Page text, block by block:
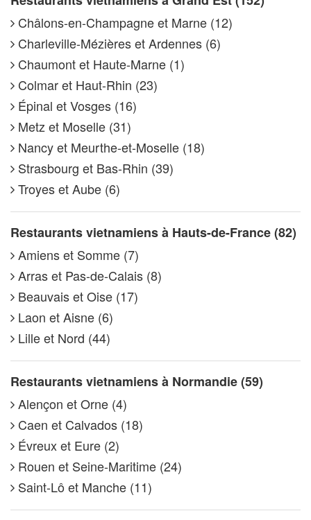
Châlons-en-Champagne et Marne (12)
Charleville-Mézières et Ardennes (6)
Chaumont et Haute-Marne (1)
Colmar et Haut-Rhin (23)
Épinal et Vosges (16)
Metz et Moselle (31)
Nancy et Meurthe-et-Moselle (18)
Strasbourg et Bas-Rhin (39)
Troyes et Aube (6)
Restaurants vietnamiens à Hauts-de-France (82)
Amiens et Somme (7)
Arras et Pas-de-Calais (8)
Beauvais et Oise (17)
Laon et Aisne (6)
Lille et Nord (44)
Restaurants vietnamiens à Normandie (59)
Alençon et Orne (4)
Caen et Calvados (18)
Évreux et Eure (2)
Rouen et Seine-Maritime (24)
Saint-Lô et Manche (11)